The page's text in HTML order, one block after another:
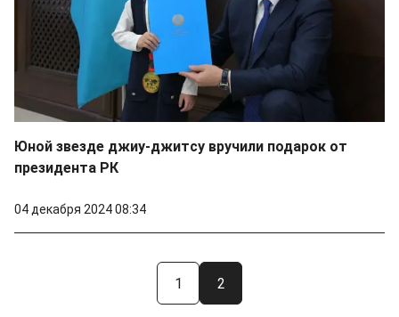
Юной звезде джиу-джитсу вручили подарок от
президента РК
04 декабря 2024 08:34
1 2